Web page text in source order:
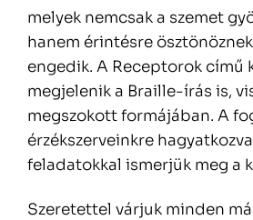
melyek nemcsak a szemet
hanem érintésre
engedik. A Receptorok című
megjelenik a Braille-írás is,
megszokott formájában. A
érzékszerveinkre
feladatokkal ismerjük meg a
Szeretettel várjuk minden